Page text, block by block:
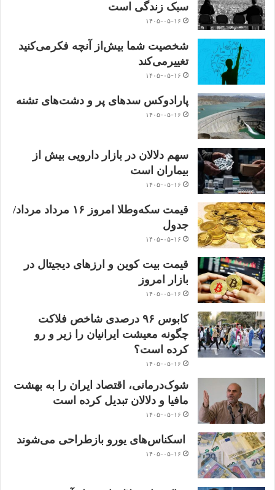
سبک زندگی است
۱۴۰۵-۰۵-۱۶
شخصیت شما بیش‌از آنچه فکر‌می‌کنید
تغییر‌می‌کند
۱۴۰۵-۰۵-۱۶
پارادوکس سدهای پر و دشت‌های تشنه
۱۴۰۵-۰۵-۱۶
سهم دلالان در بازار دارویی بیش از
بیماران است
۱۴۰۵-۰۵-۱۶
قیمت سکه‌و‌طلا‌ امروز ۱۶ مرداد مرداد/
جدول
۱۴۰۵-۰۵-۱۶
قیمت بیت کوین و ارز‌های دیجیتال در
بازار امروز
۱۴۰۵-۰۵-۱۶
کابوس ۹۶ درصدی شاخص فلاکت
چگونه معیشت ایرانیان را زیر و رو
کرده است؟
۱۴۰۵-۰۵-۱۶
شوک‌درمانی، اقتصاد ایران را به بهشت
مافیا و دلالان تبدیل کرده است
۱۴۰۵-۰۵-۱۶
اسکناس‌های یورو بازطراحی می‌شوند
۱۴۰۵-۰۵-۱۶